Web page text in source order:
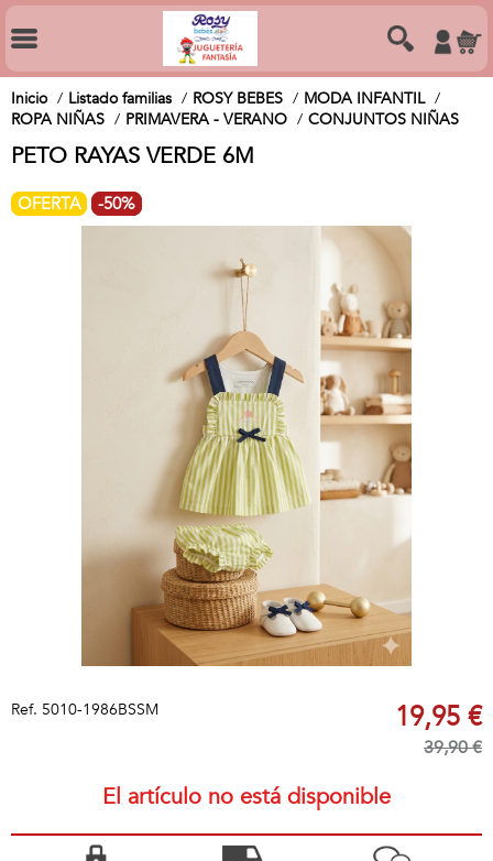
Inicio Listado familias ROSY BEBES
MODA INFANTIL
ROPA NIÑAS
PRIMAVERA - VERANO CONJUNTOS NIÑAS
PETO RAYAS VERDE 6M
OFERTA -50%
Ref. 5010-1986BSSM 19,95 €
39,90 €
El artículo no está disponible